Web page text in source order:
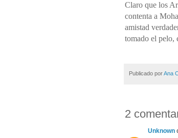
Claro que los
contenta a
amistad
tomado el pelo,
Publicado porAna
2
Unknown